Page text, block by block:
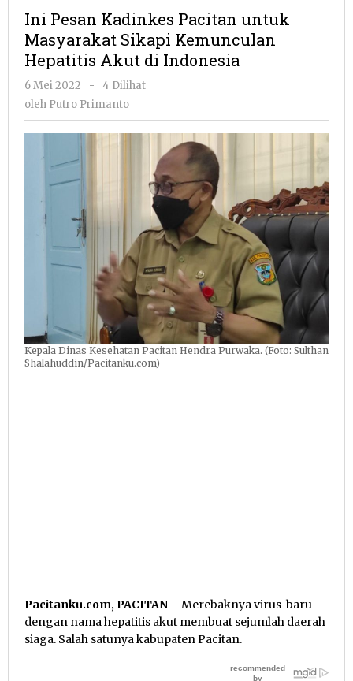
Pacitan
untuk
Akut
Ini Pesan Kadinkes Pacitan untuk
Masyarakat Sikapi Kemunculan
Hepatitis Akut di Indonesia
6 Mei 2022
oleh
Putro
-
4 Dilihat
oleh Putro Primanto
Kepala Dinas Kesehatan Pacitan Hendra Purwaka. (Foto: Sulthan
Shalahuddin/Pacitanku.com)
Pacitanku.com, PACITAN – Merebaknya virus baru
dengan nama hepatitis akut membuat sejumlah daerah
siaga. Salah satunya kabupaten Pacitan.